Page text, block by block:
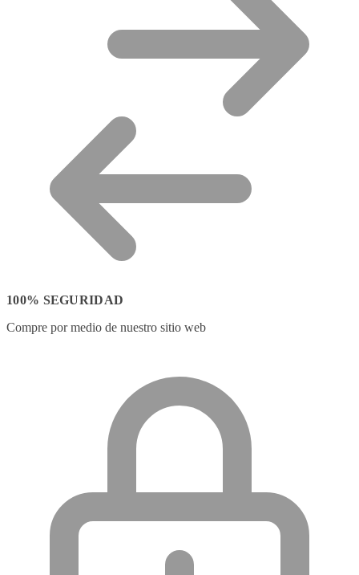
100% SEGURIDAD
Compre por medio de nuestro sitio web